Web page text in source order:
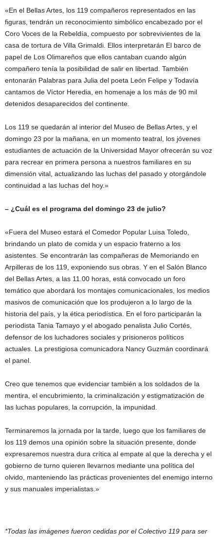
«En el Bellas Artes, los 119 compañeros representados en las
figuras, tendrán un reconocimiento simbólico encabezado por el
Coro Voces de la Rebeldía, compuesto por sobrevivientes de la
casa de tortura de Villa Grimaldi. Ellos interpretarán El barco de
papel de Los Olimareños que ellos cantaban cuando algún
compañero tenía la posibilidad de salir en libertad. También
entonarán Palabras para Julia del poeta León Felipe y Todavía
cantamos de Víctor Heredia, en homenaje a los más de 90 mil
detenidos desaparecidos del continente.
Los 119 se quedarán al interior del Museo de Bellas Artes, y el
domingo 23 por la mañana, en un momento teatral, los jóvenes
estudiantes de actuación de la Universidad Mayor ofrecerán su voz
para recrear en primera persona a nuestros familiares en su
dimensión vital, actualizando las luchas del pasado y otorgándole
continuidad a las luchas del hoy.»
– ¿Cuál es el programa del domingo 23 de julio?
«Fuera del Museo estará el Comedor Popular Luisa Toledo,
brindando un plato de comida y un espacio fraterno a los
asistentes. Se encontrarán las compañeras de Memoriando en
Arpilleras de los 119, exponiendo sus obras. Y en el Salón Blanco
del Bellas Artes, a las 11.00 horas, está convocado un foro
temático que abordará los montajes comunicacionales, los medios
masivos de comunicación que los produjeron a lo largo de la
historia del país, y la ética periodística. En el foro participarán la
periodista Tania Tamayo y el abogado penalista Julio Cortés,
defensor de los luchadores sociales y prisioneros políticos
actuales. La prestigiosa comunicadora Nancy Guzmán coordinará
el panel.
Creo que tenemos que evidenciar también a los soldados de la
mentira, el encubrimiento, la criminalización y estigmatización de
las luchas populares, la corrupción, la impunidad.
Terminaremos la jornada por la tarde, luego que los familiares de
los 119 demos una opinión sobre la situación presente, donde
expresaremos nuestra dura crítica al empate al que la derecha y el
gobierno de turno quieren llevarnos mediante una política del
olvido, manteniendo las prácticas provenientes del enemigo interno
y sus manuales imperialistas.»
*Todas las imágenes fueron cedidas por el Colectivo 119 para ser